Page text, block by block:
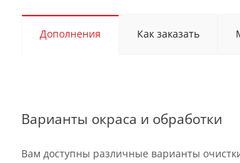
Дополнения Как заказать
Варианты окраса и обработки
Вам доступны различные варианты